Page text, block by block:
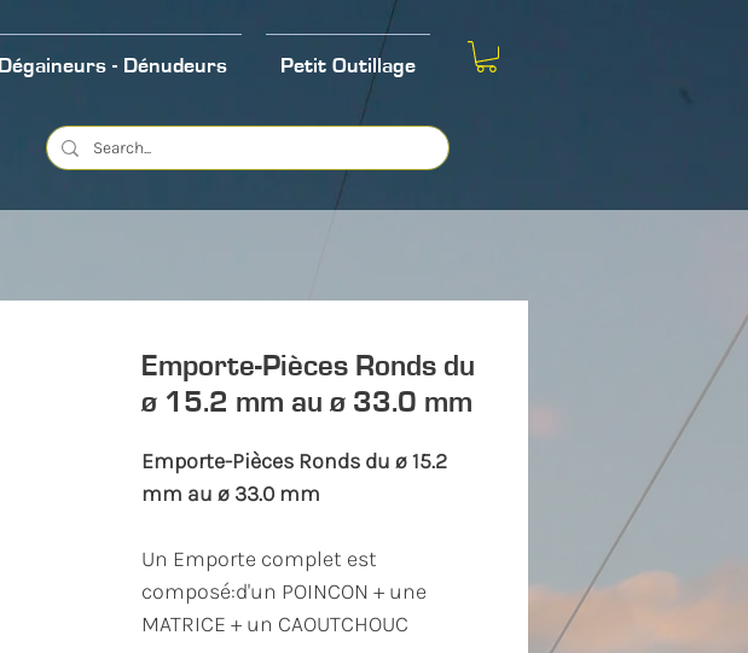
Dégaineurs - Dénudeurs Petit Outillage
Emporte-Pièces Ronds du
ø 15.2 mm au ø 33.0 mm
Emporte-Pièces Ronds du ø 15.2
mm au ø 33.0 mm
Un Emporte complet est
composé:d'un POINCON + une
MATRICE + un CAOUTCHOUC